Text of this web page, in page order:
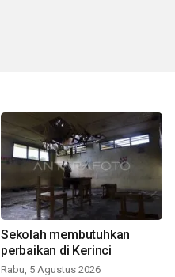
Sekolah membutuhkan
perbaikan di Kerinci
Rabu, 5 Agustus 2026